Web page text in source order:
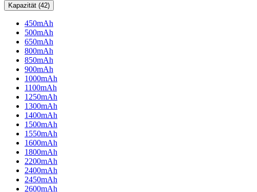
Kapazität (42)
450mAh
500mAh
650mAh
800mAh
850mAh
900mAh
1000mAh
1100mAh
1250mAh
1300mAh
1400mAh
1500mAh
1550mAh
1600mAh
1800mAh
2200mAh
2400mAh
2450mAh
2600mAh